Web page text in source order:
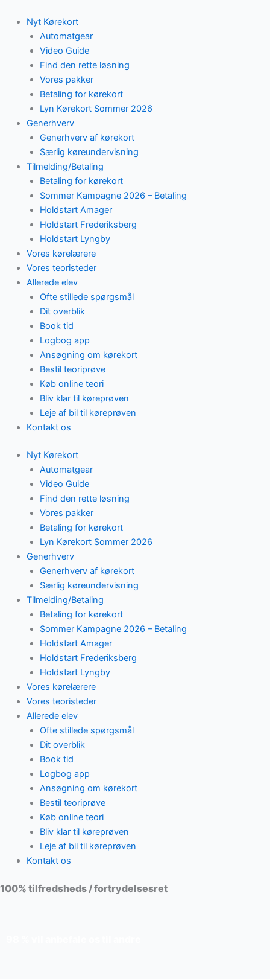
content
Nyt Kørekort
Automatgear
Video Guide
Find den rette løsning
Vores pakker
Betaling for kørekort
Lyn Kørekort Sommer 2026
Generhverv
Generhverv af kørekort
Særlig køreundervisning
Tilmelding/Betaling
Betaling for kørekort
Sommer Kampagne 2026 – Betaling
Holdstart Amager
Holdstart Frederiksberg
Holdstart Lyngby
Vores kørelærere
Vores teoristeder
Allerede elev
Ofte stillede spørgsmål
Dit overblik
Book tid
Logbog app
Ansøgning om kørekort
Bestil teoriprøve
Køb online teori
Bliv klar til køreprøven
Leje af bil til køreprøven
Kontakt os
Nyt Kørekort
Automatgear
Video Guide
Find den rette løsning
Vores pakker
Betaling for kørekort
Lyn Kørekort Sommer 2026
Generhverv
Generhverv af kørekort
Særlig køreundervisning
Tilmelding/Betaling
Betaling for kørekort
Sommer Kampagne 2026 – Betaling
Holdstart Amager
Holdstart Frederiksberg
Holdstart Lyngby
Vores kørelærere
Vores teoristeder
Allerede elev
Ofte stillede spørgsmål
Dit overblik
Book tid
Logbog app
Ansøgning om kørekort
Bestil teoriprøve
Køb online teori
Bliv klar til køreprøven
Leje af bil til køreprøven
Kontakt os
100% tilfredsheds / fortrydelsesret